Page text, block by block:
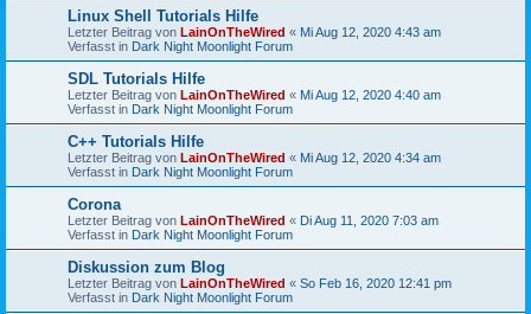
Linux Shell Tutorials Hilfe
Letzter Beitrag von LainOnTheWired « Mi Aug 12, 2020 4:43 am
Verfasst in Dark Night Moonlight Forum
SDL Tutorials Hilfe
Letzter Beitrag von LainOnTheWired « Mi Aug 12, 2020 4:40 am
Verfasst in Dark Night Moonlight Forum
C++ Tutorials Hilfe
Letzter Beitrag von LainOnTheWired « Mi Aug 12, 2020 4:34 am
Verfasst in Dark Night Moonlight Forum
Corona
Letzter Beitrag von LainOnTheWired « Di Aug 11, 2020 7:03 am
Verfasst in Dark Night Moonlight Forum
Diskussion zum Blog
Letzter Beitrag von LainOnTheWired « So Feb 16, 2020 12:41 pm
Verfasst in Dark Night Moonlight Forum